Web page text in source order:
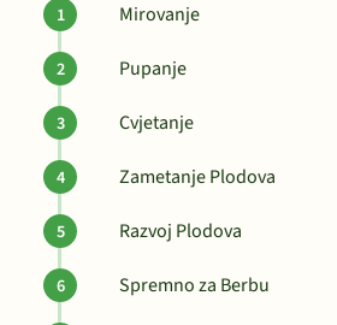
Mirovanje
Pupanje
Cvjetanje
Zametanje Plodova
Razvoj Plodova
Spremno za Berbu